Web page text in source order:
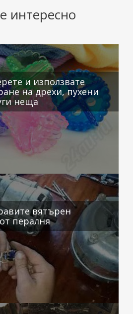
интересно
и използвате
на дрехи, пухени
неща
вятърен
пералня